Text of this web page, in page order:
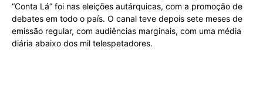
“Conta Lá” foi nas eleições autárquicas, com a promoção de
debates em todo o país. O canal teve depois sete meses de
emissão regular, com audiências marginais, com uma média
diária abaixo dos mil telespetadores.